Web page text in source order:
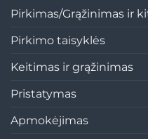
Pirkimas/Grąžinimas ir
Pirkimo taisyklės
Keitimas ir grąžinimas
Pristatymas
Apmokėjimas